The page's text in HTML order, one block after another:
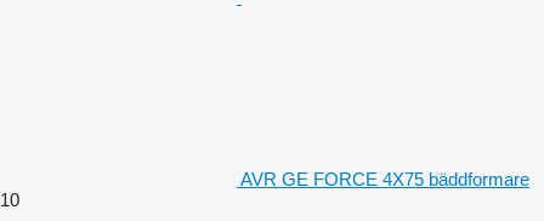
AVR GE FORCE 4X75 bäddformare
10